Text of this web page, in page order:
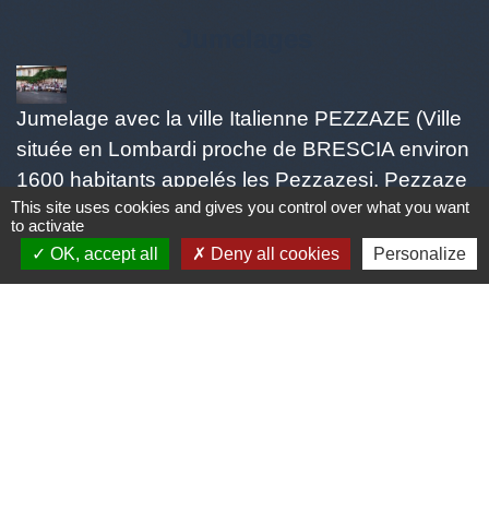
Jumelage avec la ville Italienne PEZZAZE (Ville
située en Lombardi proche de BRESCIA environ
1600 habitants appelés les Pezzazesi. Pezzaze
est constitué de plusieurs quartiers: Lavone,
Stravignino, pezzazole, et mondaro 25060
Pezzaze)
This site uses cookies and gives you control over what you want
to activate
OK, accept all
Deny all cookies Personalize